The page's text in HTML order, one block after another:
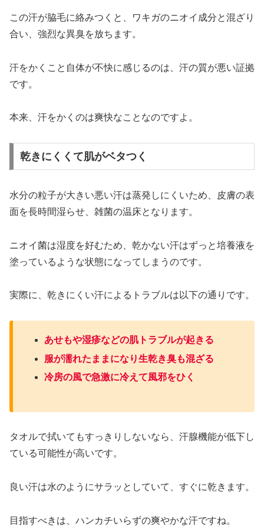
この汗が脇毛に絡みつくと、ワキガのニオイ成分と混ざり
合い、強烈な異臭を放ちます。
汗をかくこと自体が不快に感じるのは、汗の質が悪い証拠
です。
本来、汗をかくのは爽快なことなのですよ。
乾きにくくて肌がベタつく
水分の粒子が大きい悪い汗は蒸発しにくいため、皮膚の表
面を長時間湿らせ、雑菌の温床となります。
ニオイ菌は湿度を好むため、乾かない汗はずっと培養液を
塗っているような状態になってしまうのです。
実際に、乾きにくい汗によるトラブルは以下の通りです。
あせもや湿疹などの肌トラブルが起きる
服が濡れたままになり生乾き臭も混ざる
冷房の風で急激に冷えて風邪をひく
タオルで拭いてもすっきりしないなら、汗腺機能が低下し
ている可能性が高いです。
良い汗は水のようにサラッとしていて、すぐに乾きます。
目指すべきは、ハンカチいらずの爽やかな汗ですね。